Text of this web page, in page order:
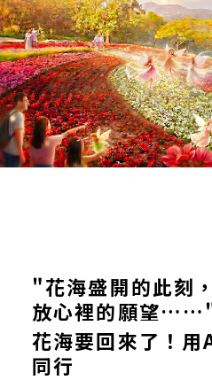
"花海盛開的此刻
放心裡的願望
花海要回來了！
同行